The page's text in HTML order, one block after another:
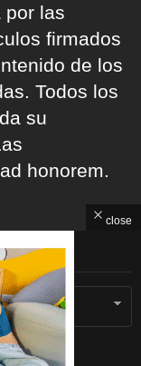
por las
firmados
de los
Todos los
su
honorem.
close